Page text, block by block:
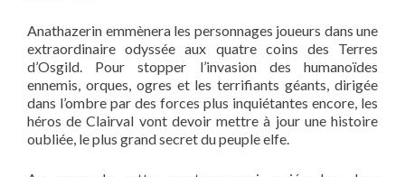
Anathazerin emmènera les personnages joueurs dans une
extraordinaire odyssée aux quatre coins des Terres
d’Osgild. Pour stopper l’invasion des humanoïdes
ennemis, orques, ogres et les terrifiants géants, dirigée
dans l’ombre par des forces plus inquiétantes encore, les
héros de Clairval vont devoir mettre à jour une histoire
oubliée, le plus grand secret du peuple elfe.